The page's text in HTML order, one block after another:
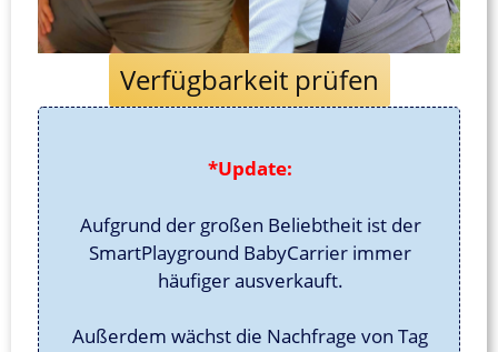
Verfügbarkeit prüfen
*Update:
Aufgrund der großen Beliebtheit ist der
SmartPlayground BabyCarrier immer
häufiger ausverkauft.
Außerdem wächst die Nachfrage von Tag